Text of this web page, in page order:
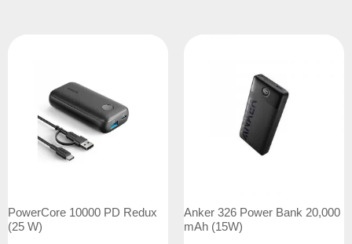
PowerCore 10000 PD Redux
(25 W)
Anker 326 Power Bank 20,000
mAh (15W)